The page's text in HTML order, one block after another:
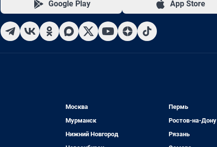
Google Play App Store
Москва
Мурманск
Нижний Новгород
Пермь
Ростов-на-Дону
Рязань